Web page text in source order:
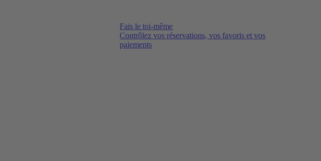
Fais le toi-même
Contrôlez vos réservations, vos favoris et vos
paiements